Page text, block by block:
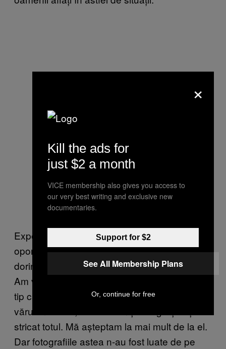
Experiențele mele de viață și recunoașterea
oportunităților pe care le-am avut mi-au dat
dorința de a lăsa în urmă un fel de moștenire.
Am vrut să am un impact. Și asta o spune un
tip care ar fi putut ajunge foarte ușor la fel ca
vărul meu. Da, a făcut o mișcare greșită și a
stricat totul. Mă așteptam la mai mult de la el.
Dar fotografiile astea n-au fost luate de pe
×
Kill the ads for
just $2 a month
VICE membership also gives you access to
our very best writing and exclusive new
documentaries.
Support for $2
See All Membership Plans
Or, continue for free